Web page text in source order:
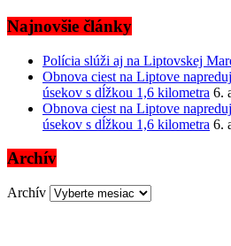
Najnovšie články
Polícia slúži aj na Liptovskej
Obnova ciest na Liptove
úsekov s dĺžkou 1,6 kilometra 6.
Obnova ciest na Liptove
úsekov s dĺžkou 1,6 kilometra 6.
Archív
Archív